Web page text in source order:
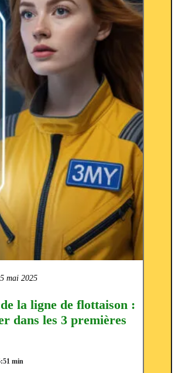
5 mai 2025
la ligne de flottaison :
dans les 3 premières
min